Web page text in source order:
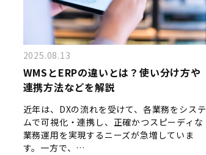
2025.08.13
WMSとERPの違いとは？使い分け方や
連携方法などを解説
近年は、DXの流れを受けて、各業務をシステ
ムで可視化・連携し、正確かつスピーディな
業務運用を実現するニーズが急増していま
す。一方で、…